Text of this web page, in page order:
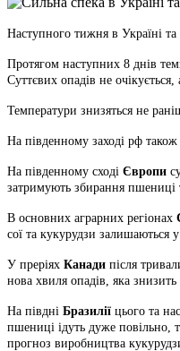
Наступного тижня в Україні
Протягом наступних 8 днів
Суттєвих опадів не
Температури знизяться не
На південному заході рф також
На південному сході Європи
затримують збирання пшениці
В основних аграрних регіонах
сої та кукурудзи залишаються
У преріях Канади після
нова хвиля опадів, яка
На півдні Бразилії цього та
пшениці ідуть дуже повільно,
прогноз виробництва